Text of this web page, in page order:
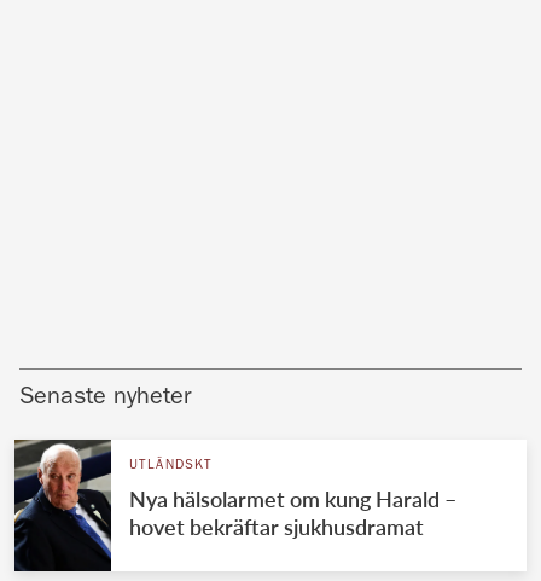
Senaste nyheter
UTLÄNDSKT
Nya hälsolarmet om kung Harald –
hovet bekräftar sjukhusdramat